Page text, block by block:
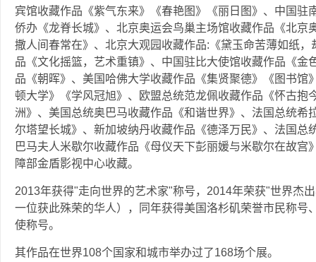
宾馆收藏作品《紫气东来》《春艳图》《丽日图》、中国驻
侨办《龙脊长城》、北京奥运会鸟巢主场馆收藏作品《北京
撒人间春常在》、北京大观园收藏作品:《黛玉命苦薄如纸
品《文化摇篮，艺术重镇》、中国驻比大使馆收藏作品《金
品《朝晖》、美国哈佛大学收藏作品《集贤聚德》《图书馆
顿大学》《学风冠旭》、欧盟总统范龙佩收藏作品《怀古抱
洲》、美国总统奥巴马收藏作品《和谐世界》、法国总统希
尔塔望长城》、新加坡纳丹收藏作品《德泽万民》、法国总
巴马夫人米歇尔收藏作品《母仪天下彭丽媛与米歇尔在故
障部金盾影视中心收藏。
2013年获得"走向世界的艺术家"称号，2014年荣获"世界杰
一位获此殊荣的华人），同年获得美国洛杉矶荣誉市民称号
使称号。
其作品在世界108个国家和城市举办过了168场个展。